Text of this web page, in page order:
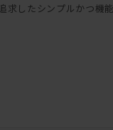
求したシンプルかつ機